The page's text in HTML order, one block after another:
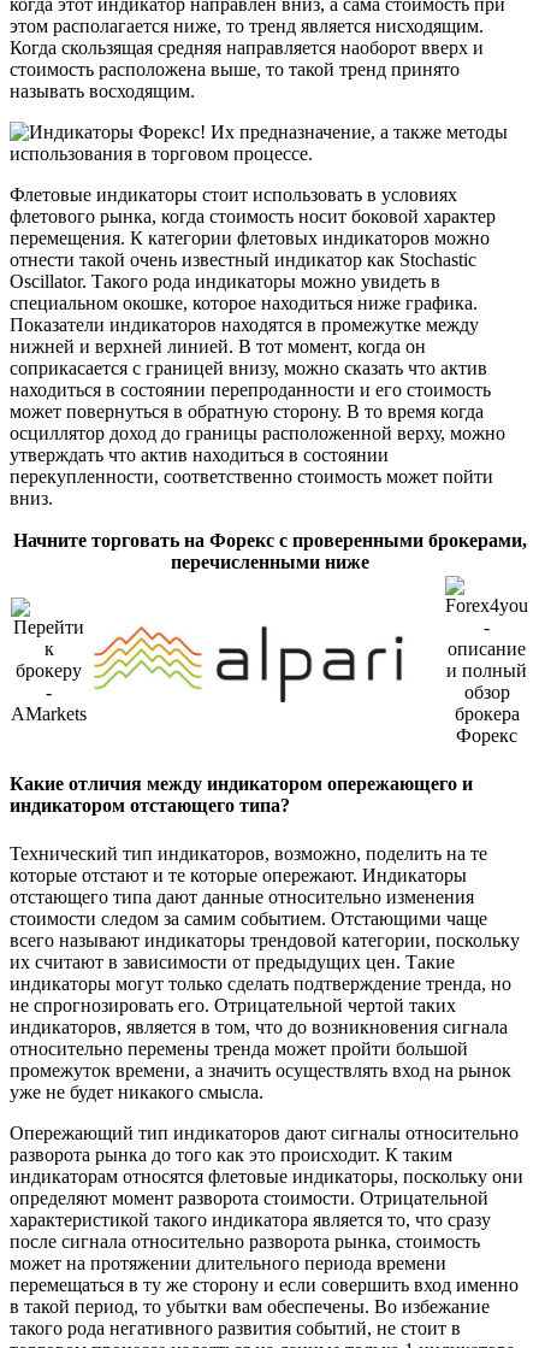
когда этот индикатор направлен вниз, а сама стоимость при
этом располагается ниже, то тренд является нисходящим.
Когда скользящая средняя направляется наоборот вверх и
стоимость расположена выше, то такой тренд принято
называть восходящим.
Флетовые индикаторы стоит использовать в условиях
флетового рынка, когда стоимость носит боковой характер
перемещения. К категории флетовых индикаторов можно
отнести такой очень известный индикатор как Stochastic
Oscillator. Такого рода индикаторы можно увидеть в
специальном окошке, которое находиться ниже графика.
Показатели индикаторов находятся в промежутке между
нижней и верхней линией. В тот момент, когда он
соприкасается с границей внизу, можно сказать что актив
находиться в состоянии перепроданности и его стоимость
может повернуться в обратную сторону. В то время когда
осциллятор доход до границы расположенной верху, можно
утверждать что актив находиться в состоянии
перекупленности, соответственно стоимость может пойти
вниз.
Начните торговать на Форекс с проверенными брокерами,
перечисленными ниже
Какие отличия между индикатором опережающего и
индикатором отстающего типа?
Технический тип индикаторов, возможно, поделить на те
которые отстают и те которые опережают. Индикаторы
отстающего типа дают данные относительно изменения
стоимости следом за самим событием. Отстающими чаще
всего называют индикаторы трендовой категории, поскольку
их считают в зависимости от предыдущих цен. Такие
индикаторы могут только сделать подтверждение тренда, но
не спрогнозировать его. Отрицательной чертой таких
индикаторов, является в том, что до возникновения сигнала
относительно перемены тренда может пройти большой
промежуток времени, а значить осуществлять вход на рынок
уже не будет никакого смысла.
Опережающий тип индикаторов дают сигналы относительно
разворота рынка до того как это происходит. К таким
индикаторам относятся флетовые индикаторы, поскольку они
определяют момент разворота стоимости. Отрицательной
характеристикой такого индикатора является то, что сразу
после сигнала относительно разворота рынка, стоимость
может на протяжении длительного периода времени
перемещаться в ту же сторону и если совершить вход именно
в такой период, то убытки вам обеспечены. Во избежание
такого рода негативного развития событий, не стоит в